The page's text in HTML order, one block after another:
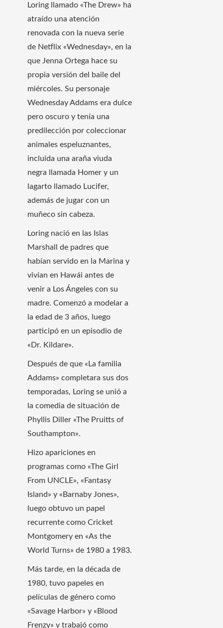
Loring llamado «The Drew» ha
atraído una atención
renovada con la nueva serie
de Netflix «Wednesday», en la
que Jenna Ortega hace su
propia versión del baile del
miércoles. Su personaje
Wednesday Addams era dulce
pero oscuro y tenía una
predilección por coleccionar
animales espeluznantes,
incluida una araña viuda
negra llamada Homer y un
lagarto llamado Lucifer,
además de jugar con un
muñeco sin cabeza.
Loring nació en las Islas
Marshall de padres que
habían servido en la Marina y
vivían en Hawái antes de
venir a Los Ángeles con su
madre. Comenzó a modelar a
la edad de 3 años, luego
participó en un episodio de
«Dr. Kildare».
Después de que «La familia
Addams» completara sus dos
temporadas, Loring se unió a
la comedia de situación de
Phyllis Diller «The Pruitts of
Southampton».
Hizo apariciones en
programas como «The Girl
From UNCLE», «Fantasy
Island» y «Barnaby Jones»,
luego obtuvo un papel
recurrente como Cricket
Montgomery en «As the
World Turns» de 1980 a 1983.
Más tarde, en la década de
1980, tuvo papeles en
películas de género como
«Savage Harbor» y «Blood
Frenzy» y trabajó como